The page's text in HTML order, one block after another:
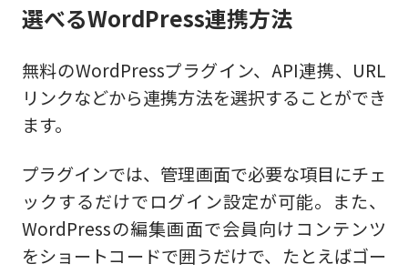
選べるWordPress連携方法
無料のWordPressプラグイン、API連携、URL
リンクなどから連携方法を選択することができ
ます。
プラグインでは、管理画面で必要な項目にチェ
ックするだけでログイン設定が可能。また、
WordPressの編集画面で会員向けコンテンツ
をショートコードで囲うだけで、たとえばゴー